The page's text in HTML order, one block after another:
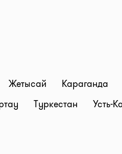
Жетысай Караганда
Туркестан Усть-